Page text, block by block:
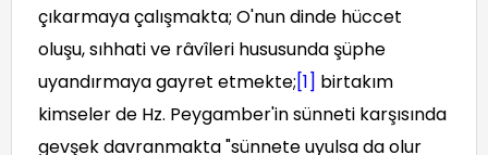
çıkarmaya çalışmakta; O'nun dinde hüccet
oluşu, sıhhati ve râvîleri hususunda şüphe
uyandırmaya gayret etmekte;[1] birtakım
kimseler de Hz. Peygamber'in sünneti karşısında
gevşek davranmakta "sünnete uyulsa da olur